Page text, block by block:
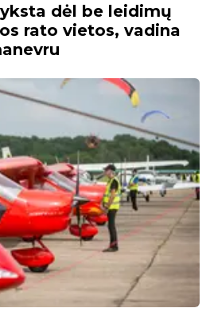
dėl be leidimų
rato vietos, vadina